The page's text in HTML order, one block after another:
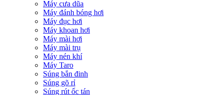
Máy cưa dũa
Máy đánh bóng hơi
Máy đục hơi
Máy khoan hơi
Máy mài hơi
Máy mài trụ
Máy nén khí
Máy Taro
Súng bắn đinh
Súng gõ rỉ
Súng rút ốc tán